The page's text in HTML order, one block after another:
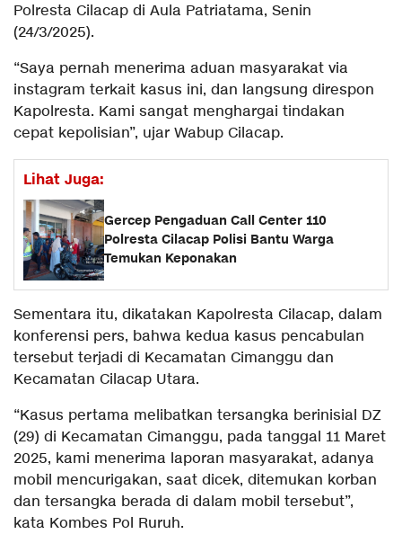
Polresta Cilacap di Aula Patriatama, Senin
(24/3/2025).
“Saya pernah menerima aduan masyarakat via
instagram terkait kasus ini, dan langsung direspon
Kapolresta. Kami sangat menghargai tindakan
cepat kepolisian”, ujar Wabup Cilacap.
Lihat Juga:
Gercep Pengaduan Call Center 110
Polresta Cilacap Polisi Bantu Warga
Temukan Keponakan
Sementara itu, dikatakan Kapolresta Cilacap, dalam
konferensi pers, bahwa kedua kasus pencabulan
tersebut terjadi di Kecamatan Cimanggu dan
Kecamatan Cilacap Utara.
“Kasus pertama melibatkan tersangka berinisial DZ
(29) di Kecamatan Cimanggu, pada tanggal 11 Maret
2025, kami menerima laporan masyarakat, adanya
mobil mencurigakan, saat dicek, ditemukan korban
dan tersangka berada di dalam mobil tersebut”,
kata Kombes Pol Ruruh.